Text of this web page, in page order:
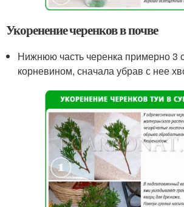
Укоренение черенков в почве
Нижнюю часть черенка примерно 3
корневином, сначала убрав с нее